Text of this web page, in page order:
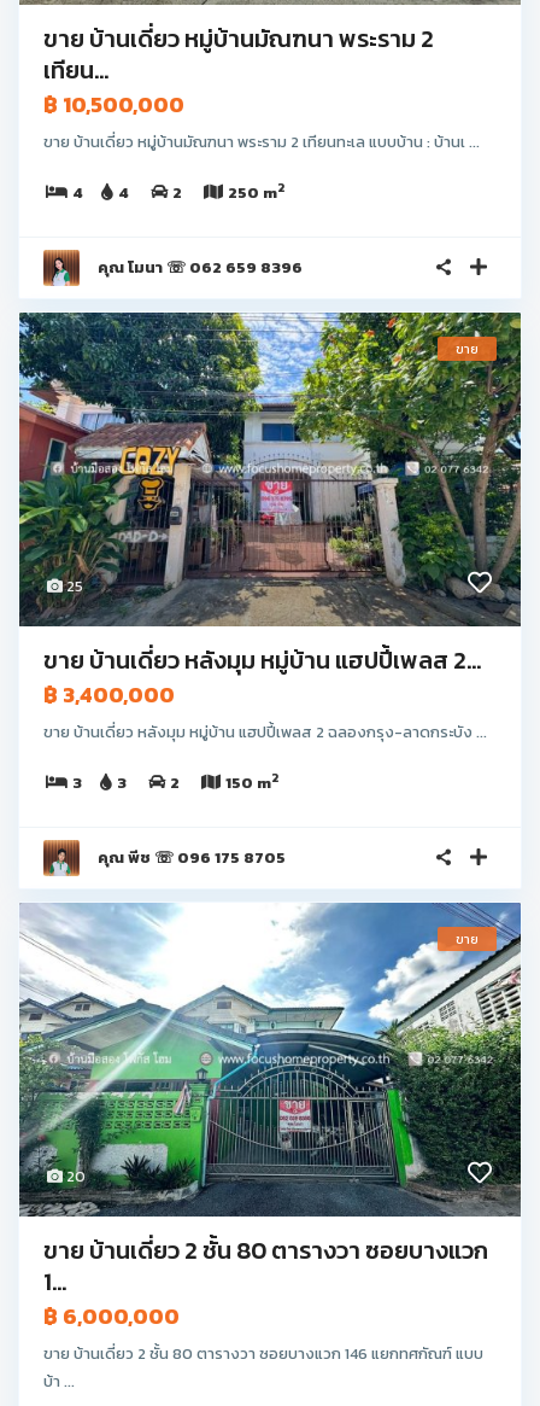
ขาย บ้านเดี่ยว หมู่บ้านมัณฑนา พระราม 2
เทียน...
฿ 10,500,000
ขาย บ้านเดี่ยว หมู่บ้านมัณฑนา พระราม 2 เทียนทะเล แบบบ้าน : บ้านเ ...
4 4 2 250 m2
คุณ โมนา ☏ 062 659 8396
25
ขาย
ขาย บ้านเดี่ยว หลังมุม หมู่บ้าน แฮปปี้เพลส 2...
฿ 3,400,000
ขาย บ้านเดี่ยว หลังมุม หมู่บ้าน แฮปปี้เพลส 2 ฉลองกรุง-ลาดกระบัง ...
3 3 2 150 m2
คุณ พีช ☏ 096 175 8705
20
ขาย
ขาย บ้านเดี่ยว 2 ชั้น 80 ตารางวา ซอยบางแวก
1...
฿ 6,000,000
ขาย บ้านเดี่ยว 2 ชั้น 80 ตารางวา ซอยบางแวก 146 แยกทศกัณฑ์ แบบ
บ้า ...